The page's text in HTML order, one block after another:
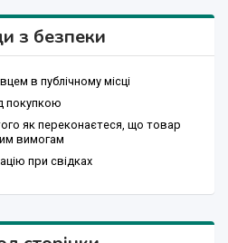
з безпеки
в публічному місці
покупкою
як переконаєтеся, що товар
вимогам
при свідках